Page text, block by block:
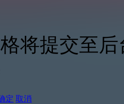
将提交至
定 取消